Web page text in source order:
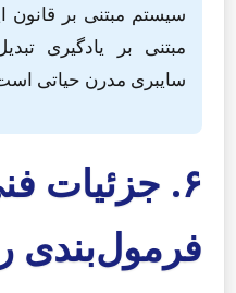
سیستم مبتنی بر قانون
مبتنی بر یادگیری
سایبری مدرن حیاتی
۶. جزئیات
فرمول‌بندی